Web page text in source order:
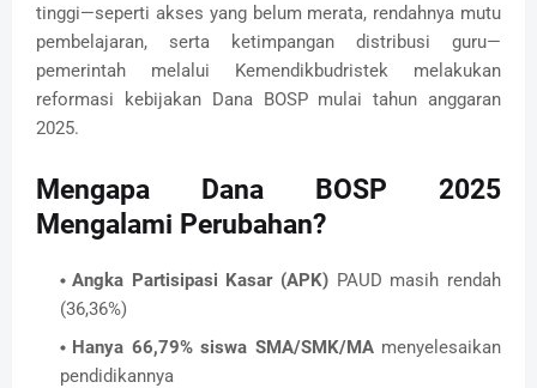
tinggi—seperti akses yang belum merata, rendahnya mutu
pembelajaran, serta ketimpangan distribusi guru—
pemerintah melalui Kemendikbudristek melakukan
reformasi kebijakan Dana BOSP mulai tahun anggaran
2025.
Mengapa Dana BOSP 2025
Mengalami Perubahan?
Angka Partisipasi Kasar (APK) PAUD masih rendah
(36,36%)
Hanya 66,79% siswa SMA/SMK/MAmenyelesaikan
pendidikannya